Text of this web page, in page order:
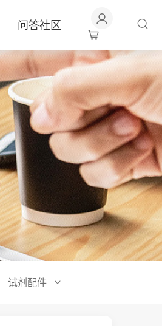
问答社区
试剂配件